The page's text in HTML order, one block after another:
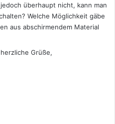
überhaupt nicht, kann man
Welche Möglichkeit gäbe
aus abschirmendem Material
Grüße,